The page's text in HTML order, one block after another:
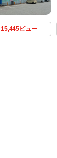
15,445ビュー